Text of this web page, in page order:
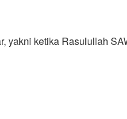
yakni ketika Rasulullah